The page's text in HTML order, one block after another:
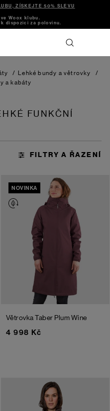
ZÍSKEJTE 50% SLEVU
Woox klubu.
dispozici za polovinu.
/ Lehké bundy a větrovky
/
a kabáty
FUNKČNÍ
NOVINKA
Větrovka Taber Plum Wine
4 998 Kč